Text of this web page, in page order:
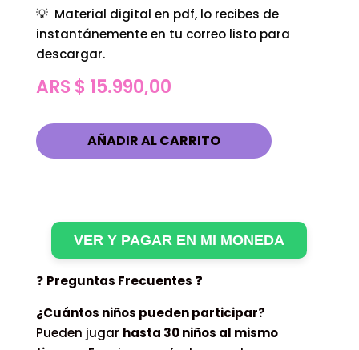
💡 Material digital en pdf, lo recibes de
instantánemente en tu correo listo para
descargar.
ARS $ 15.990,00
AÑADIR AL CARRITO
VER Y PAGAR EN MI MONEDA
❓ Preguntas Frecuentes ❓
¿Cuántos niños pueden participar?
Pueden jugar hasta 30 niños al mismo